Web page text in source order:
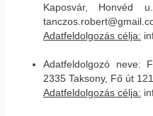
Kaposvár,
Adatfeldolgozás célja:
Adatfeldolgozó neve:
2335 Taksony, Fő út
Adatfeldolgozás célja: